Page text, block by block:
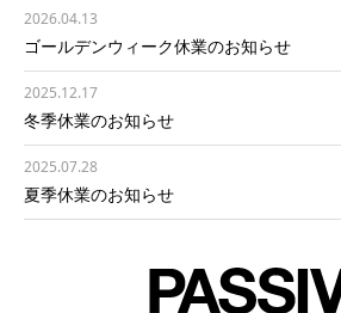
2026.04.13
ゴールデンウィーク休業のお知らせ
2025.12.17
冬季休業のお知らせ
2025.07.28
夏季休業のお知らせ